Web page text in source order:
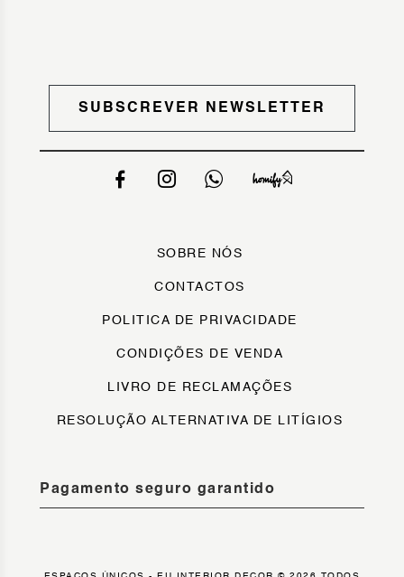
SUBSCREVER NEWSLETTER
SOBRE NÓS
CONTACTOS
POLITICA DE PRIVACIDADE
CONDIÇÕES DE VENDA
LIVRO DE RECLAMAÇÕES
RESOLUÇÃO ALTERNATIVA DE LITÍGIOS
Pagamento seguro garantido